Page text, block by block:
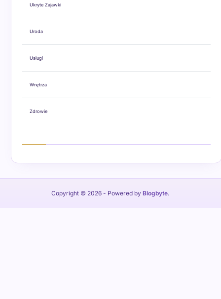
Ukryte Zajawki
Uroda
Usługi
Wnętrza
Zdrowie
Copyright © 2026 - Powered by Blogbyte.